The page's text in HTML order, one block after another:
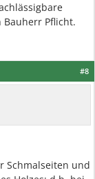
Pflicht.
#8
Schmalseiten und